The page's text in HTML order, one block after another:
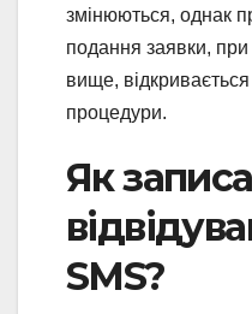
змінюються, однак
подання заявки,
вище,
процедури.
Як
SMS?